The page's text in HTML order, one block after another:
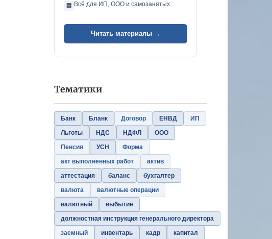
🏢 Всё для ИП, ООО и самозанятых
Читать материалы →
Тематики
Банк Бланк Договор ЕНВД
ИП
Льготы
НДС НДФЛ
ООО
Пенсия
УСН
Форма
акт выполненных работ
актив
аттестация
баланс
бухгалтер
валюта
валютные операции
валютный
выбытие
должностная инструкция генерального директора
заемный
инвентарь кадр
капитал